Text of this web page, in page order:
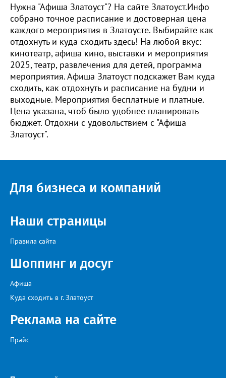
Нужна "Афиша Златоуст"? На сайте Златоуст.Инфо
собрано точное расписание и достоверная цена
каждого мероприятия в Златоусте. Выбирайте как
отдохнуть и куда сходить здесь! На любой вкус:
кинотеатр, афиша кино, выставки и мероприятия
2025, театр, развлечения для детей, программа
мероприятия. Афиша Златоуст подскажет Вам куда
сходить, как отдохнуть и расписание на будни и
выходные. Мероприятия бесплатные и платные.
Цена указана, чтоб было удобнее планировать
бюджет. Отдохни с удовольствием с "Афиша
Златоуст".
Для бизнеса и компаний
Наши страницы
Правила сайта
Шоппинг и досуг
Афиша
Куда сходить в г. Златоуст
Реклама на сайте
Прайс